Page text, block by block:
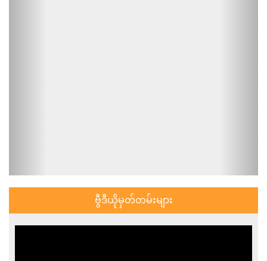
ဗွီဒီယိုမှတ်တမ်းများ